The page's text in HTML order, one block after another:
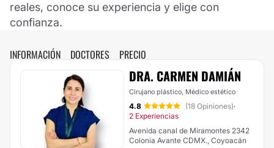
reales, conoce su experiencia y elige con
confianza.
INFORMACIÓN DOCTORES PRECIO
DRA. CARMEN DAMIÁN
Cirujano plástico, Médico estético
4.8 (18 Opiniones)·
2 Experiencias
Avenida canal de Miramontes 2342
Colonia Avante CDMX., Coyoacán